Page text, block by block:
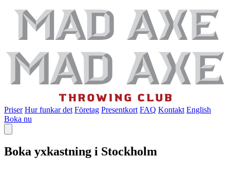
Priser Hur funkar det Företag Presentkort FAQ Kontakt English
Boka nu
Boka yxkastning i Stockholm